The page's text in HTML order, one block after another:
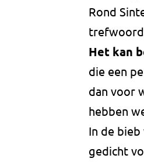
Rond
Het kan
die een
dan voor
hebben
In de bieb
gedicht